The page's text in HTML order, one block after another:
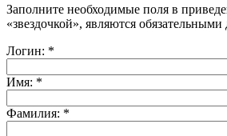
Заполните необходимые поля в
«звездочкой», являются обязательными
Логин: *
Имя: *
Фамилия: *